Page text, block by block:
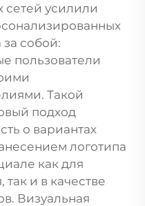
усилили
за собой:
пользователи
Такой
подход
о вариантах
логотипа
как для
и в качестве
Визуальная